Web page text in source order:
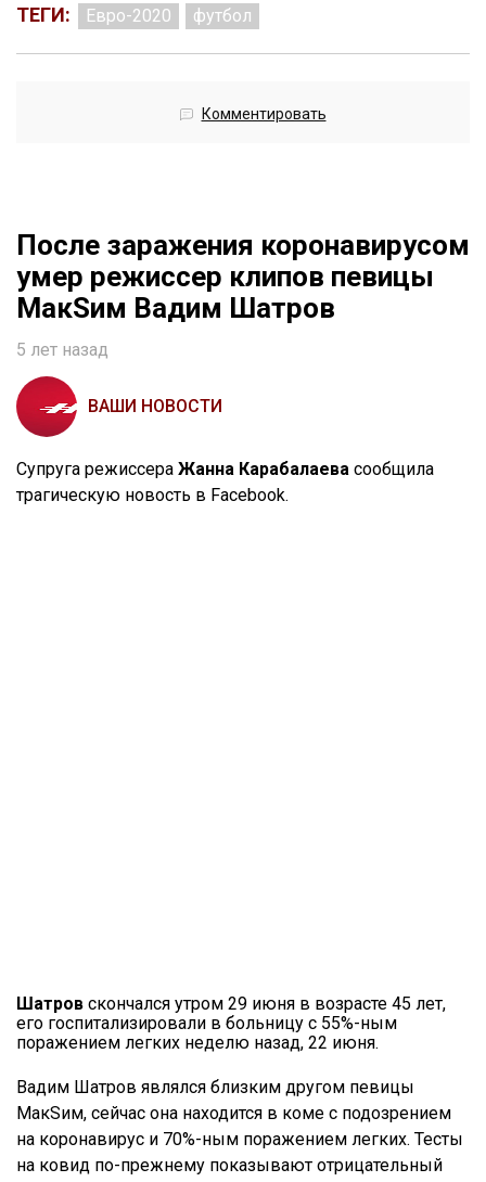
ТЕГИ: Евро-2020 футбол
Комментировать
После заражения коронавирусом
умер режиссер клипов певицы
МакSим Вадим Шатров
5 лет назад
ВАШИ НОВОСТИ
Супруга режиссера Жанна Карабалаева сообщила
трагическую новость в Facebook.
Шатров скончался утром 29 июня в возрасте 45 лет,
его госпитализировали в больницу с 55%-ным
поражением легких неделю назад, 22 июня.
Вадим Шатров являлся близким другом певицы
МакSим, сейчас она находится в коме с подозрением
на коронавирус и 70%-ным поражением легких. Тесты
на ковид по-прежнему показывают отрицательный